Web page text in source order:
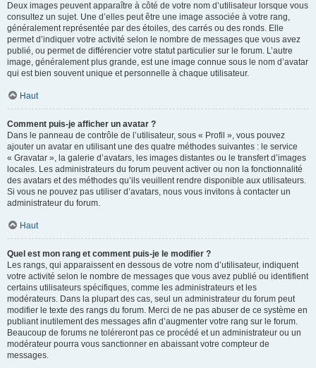
Deux images peuvent apparaître à côté de votre nom d’utilisateur lorsque vous
consultez un sujet. Une d’elles peut être une image associée à votre rang,
généralement représentée par des étoiles, des carrés ou des ronds. Elle
permet d’indiquer votre activité selon le nombre de messages que vous avez
publié, ou permet de différencier votre statut particulier sur le forum. L’autre
image, généralement plus grande, est une image connue sous le nom d’avatar
qui est bien souvent unique et personnelle à chaque utilisateur.
Haut
Comment puis-je afficher un avatar ?
Dans le panneau de contrôle de l’utilisateur, sous « Profil », vous pouvez
ajouter un avatar en utilisant une des quatre méthodes suivantes : le service
« Gravatar », la galerie d’avatars, les images distantes ou le transfert d’images
locales. Les administrateurs du forum peuvent activer ou non la fonctionnalité
des avatars et des méthodes qu’ils veuillent rendre disponible aux utilisateurs.
Si vous ne pouvez pas utiliser d’avatars, nous vous invitons à contacter un
administrateur du forum.
Haut
Quel est mon rang et comment puis-je le modifier ?
Les rangs, qui apparaissent en dessous de votre nom d’utilisateur, indiquent
votre activité selon le nombre de messages que vous avez publié ou identifient
certains utilisateurs spécifiques, comme les administrateurs et les
modérateurs. Dans la plupart des cas, seul un administrateur du forum peut
modifier le texte des rangs du forum. Merci de ne pas abuser de ce système en
publiant inutilement des messages afin d’augmenter votre rang sur le forum.
Beaucoup de forums ne toléreront pas ce procédé et un administrateur ou un
modérateur pourra vous sanctionner en abaissant votre compteur de
messages.